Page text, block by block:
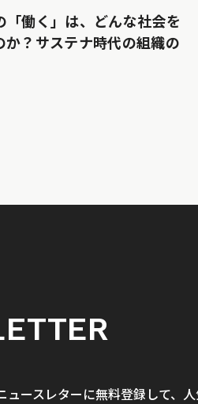
「働く」は、どんな社会を
か？サステナ時代の組織の
ュースレターに無料登録して、